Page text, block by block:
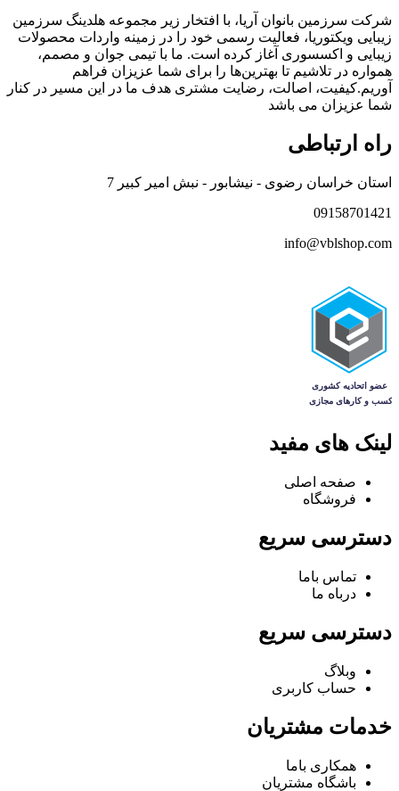
شرکت سرزمین بانوان آریا، با افتخار زیر مجموعه هلدینگ سرزمین
زیبایی ویکتوریا، فعالیت رسمی خود را در زمینه واردات محصولات
زیبایی و اکسسوری آغاز کرده است. ما با تیمی جوان و مصمم،
همواره در تلاشیم تا بهترین‌ها را برای شما عزیزان فراهم
آوریم.کیفیت، اصالت، رضایت مشتری هدف ما در این مسیر در کنار
شما عزیزان می باشد
راه ارتباطی
استان خراسان رضوی - نیشابور - نبش امیر کبیر 7
09158701421
info@vblshop.com
لینک های مفید
صفحه اصلی
فروشگاه
دسترسی سریع
تماس باما
درباه ما
دسترسی سریع
وبلاگ
حساب کاربری
خدمات مشتریان
همکاری باما
باشگاه مشتریان